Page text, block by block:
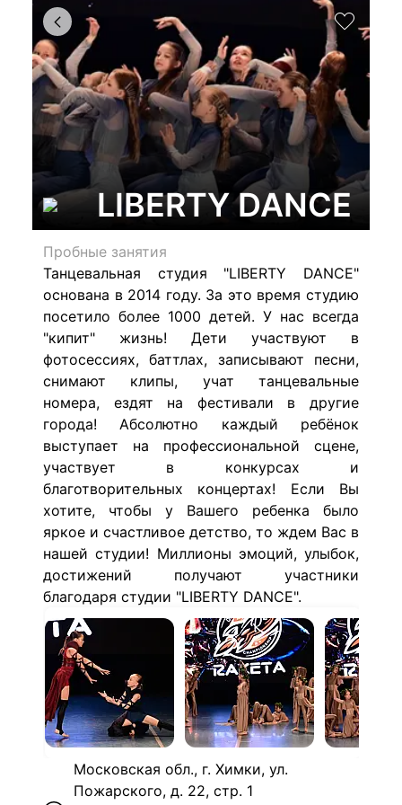
LIBERTY DANCE
Пробные занятия
Танцевальная студия "LIBERTY DANCE"
основана в 2014 году. За это время студию
посетило более 1000 детей. У нас всегда
"кипит" жизнь! Дети участвуют в
фотосессиях, баттлах, записывают песни,
снимают клипы, учат танцевальные
номера, ездят на фестивали в другие
города! Абсолютно каждый ребёнок
выступает на профессиональной сцене,
участвует в конкурсах и
благотворительных концертах! Если Вы
хотите, чтобы у Вашего ребенка было
яркое и счастливое детство, то ждем Вас в
нашей студии! Миллионы эмоций, улыбок,
достижений получают участники
благодаря студии "LIBERTY DANCE".
Московская обл., г. Химки, ул.
Пожарского, д. 22, стр. 1